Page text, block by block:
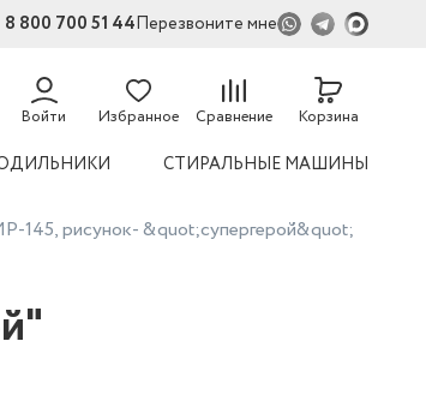
8 800 700 51 44Перезвоните мне
Войти Избранное Сравнение
54
Корзина
СТИРАЛЬНЫЕ МАШИНЫ
145, рисунок- &quot;супергерой&quot;